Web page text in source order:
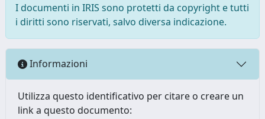
I documenti in IRIS sono protetti da copyright e tutti
i diritti sono riservati, salvo diversa indicazione.
Informazioni
Utilizza questo identificativo per citare o creare un
link a questo documento: